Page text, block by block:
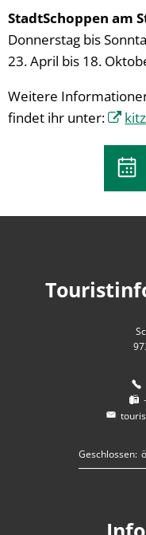
StadtSchoppen am
Donnerstag bis
23. April bis 18.
Weitere
findet ihr unter:
Klicken, um
Geschlossen: